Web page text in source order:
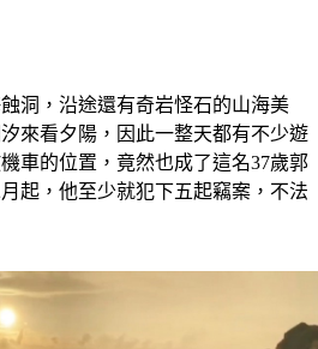
洞，沿途還有奇岩怪石的山海美
來看夕陽，因此一整天都有不少遊
車的位置，竟然也成了這名37歲郭
起，他至少就犯下五起竊案，不法